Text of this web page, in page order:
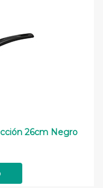
26cm Negro